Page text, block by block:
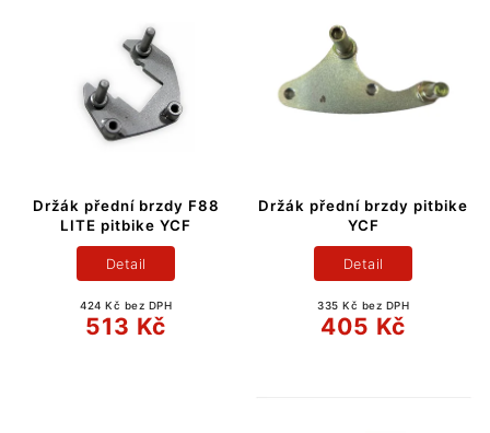
Držák přední brzdy F88
LITE pitbike YCF
424 Kč bez DPH
513 Kč
Detail
Držák přední brzdy pitbike
YCF
335 Kč bez DPH
405 Kč
Detail